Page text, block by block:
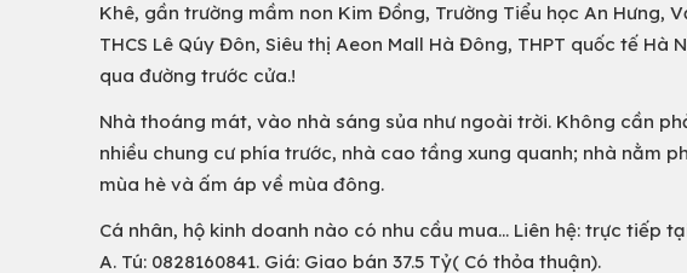
Khê, gần trường mầm non Kim Đồng, Trường Tiểu học An Hưng,
THCS Lê Qúy Đôn, Siêu thị Aeon Mall Hà Đông, THPT quốc tế
qua đường trước cửa.!
Nhà thoáng mát, vào nhà sáng sủa như ngoài trời. Không cần
nhiều chung cư phía trước, nhà cao tầng xung quanh; nhà nằm
mùa hè và ấm áp về mùa đông.
Cá nhân, hộ kinh doanh nào có nhu cầu mua… Liên hệ: trực tiếp
A. Tú: 0828160841. Giá: Giao bán 37.5 Tỷ( Có thỏa thuận).